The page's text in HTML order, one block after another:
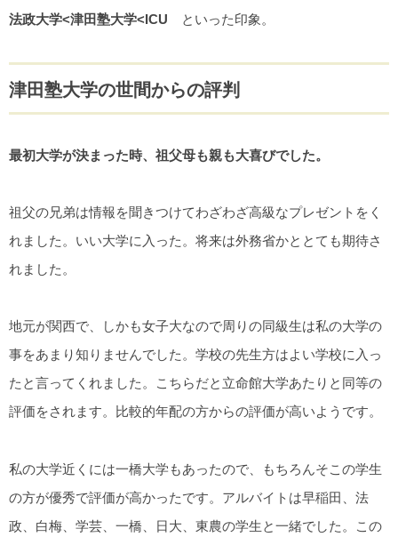
法政大学<津田塾大学<ICU
といった印象。
津田塾大学の世間からの評判
最初大学が決まった時、祖父母も親も大喜びでした。
祖父の兄弟は情報を聞きつけてわざわざ高級なプレゼントをく
れました。いい大学に入った。将来は外務省かととても期待さ
れました。
地元が関西で、しかも女子大なので周りの同級生は私の大学の
事をあまり知りませんでした。学校の先生方はよい学校に入っ
たと言ってくれました。こちらだと立命館大学あたりと同等の
評価をされます。比較的年配の方からの評価が高いようです。
私の大学近くには一橋大学もあったので、もちろんそこの学生
の方が優秀で評価が高かったです。アルバイトは早稲田、法
政、白梅、学芸、一橋、日大、東農の学生と一緒でした。この